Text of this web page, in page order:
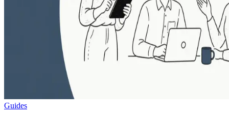
Guides